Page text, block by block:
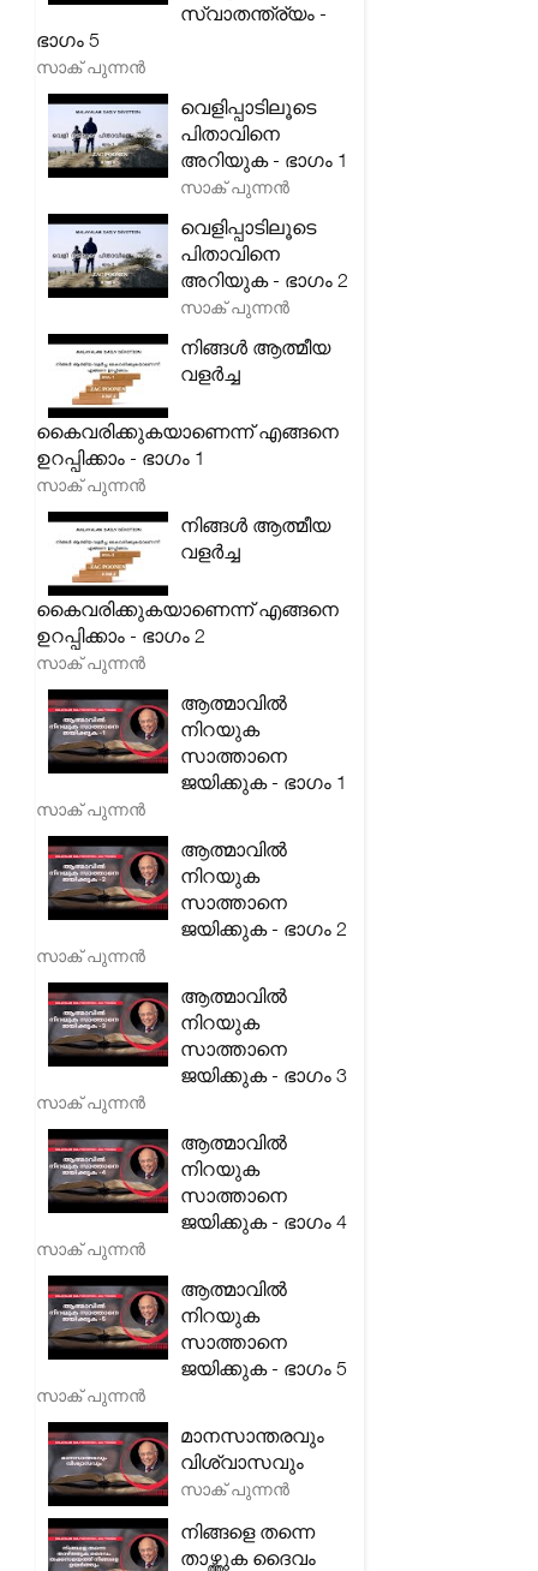
സ്വാതന്ത്ര്യം -
ഭാഗം 5
സാക് പുന്നൻ
വെളിപ്പാടിലൂടെ
പിതാവിനെ
അറിയുക - ഭാഗം 1
സാക് പുന്നൻ
വെളിപ്പാടിലൂടെ
പിതാവിനെ
അറിയുക - ഭാഗം 2
സാക് പുന്നൻ
നിങ്ങൾ ആത്മീയ
വളർച്ച
കൈവരിക്കുകയാണെന്ന് എങ്ങനെ
ഉറപ്പിക്കാം - ഭാഗം 1
സാക് പുന്നൻ
നിങ്ങൾ ആത്മീയ
വളർച്ച
കൈവരിക്കുകയാണെന്ന് എങ്ങനെ
ഉറപ്പിക്കാം - ഭാഗം 2
സാക് പുന്നൻ
ആത്മാവിൽ
നിറയുക
സാത്താനെ
ജയിക്കുക - ഭാഗം 1
സാക് പുന്നൻ
ആത്മാവിൽ
നിറയുക
സാത്താനെ
ജയിക്കുക - ഭാഗം 2
സാക് പുന്നൻ
ആത്മാവിൽ
നിറയുക
സാത്താനെ
ജയിക്കുക - ഭാഗം 3
സാക് പുന്നൻ
ആത്മാവിൽ
നിറയുക
സാത്താനെ
ജയിക്കുക - ഭാഗം 4
സാക് പുന്നൻ
ആത്മാവിൽ
നിറയുക
സാത്താനെ
ജയിക്കുക - ഭാഗം 5
സാക് പുന്നൻ
മാനസാന്തരവും
വിശ്വാസവും
സാക് പുന്നൻ
നിങ്ങളെ തന്നെ
താഴ്ത്തുക ദൈവം